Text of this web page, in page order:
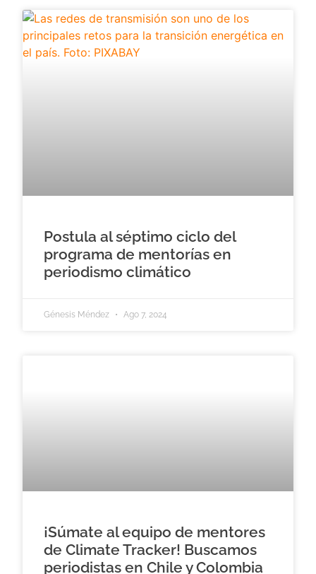
Postula al séptimo ciclo del
programa de mentorías en
periodismo climático
Génesis Méndez Ago 7, 2024
¡Súmate al equipo de mentores
de Climate Tracker! Buscamos
periodistas en Chile y Colombia